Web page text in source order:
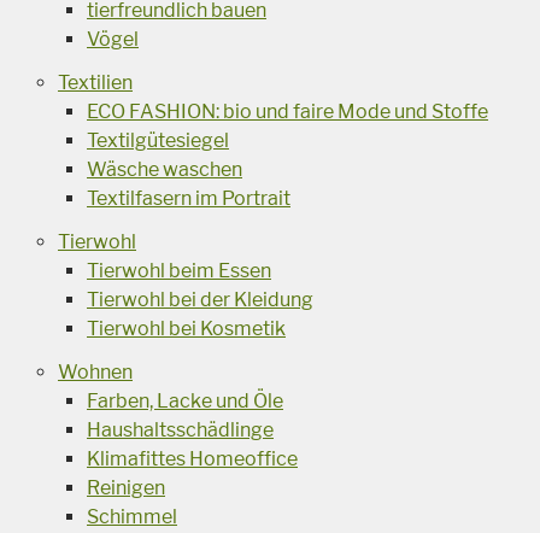
tierfreundlich bauen
Vögel
Textilien
ECO FASHION: bio und faire Mode und Stoffe
Textilgütesiegel
Wäsche waschen
Textilfasern im Portrait
Tierwohl
Tierwohl beim Essen
Tierwohl bei der Kleidung
Tierwohl bei Kosmetik
Wohnen
Farben, Lacke und Öle
Haushaltsschädlinge
Klimafittes Homeoffice
Reinigen
Schimmel